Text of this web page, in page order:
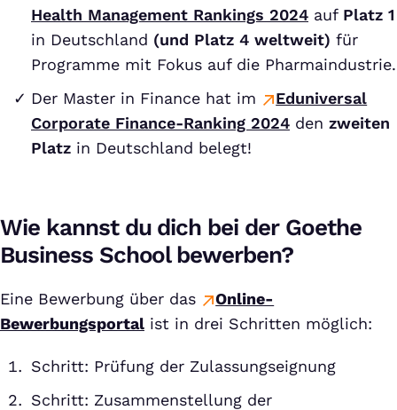
Health Management Rankings 2024 auf Platz 1
in Deutschland (und Platz 4 weltweit) für
Programme mit Fokus auf die Pharmaindustrie.
Der Master in Finance hat im
Eduniversal
Corporate Finance-Ranking 2024 den zweiten
Platz in Deutschland belegt!
Wie kannst du dich bei der Goethe
Business School bewerben?
Eine Bewerbung über das
Online-
Bewerbungsportal ist in drei Schritten möglich:
Schritt: Prüfung der Zulassungseignung
Schritt: Zusammenstellung der